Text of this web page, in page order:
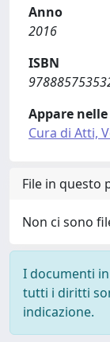
Anno
2016
ISBN
Appare
Cura di Atti,
File in questo
Non ci sono
I documenti
tutti i diritti
indicazione.